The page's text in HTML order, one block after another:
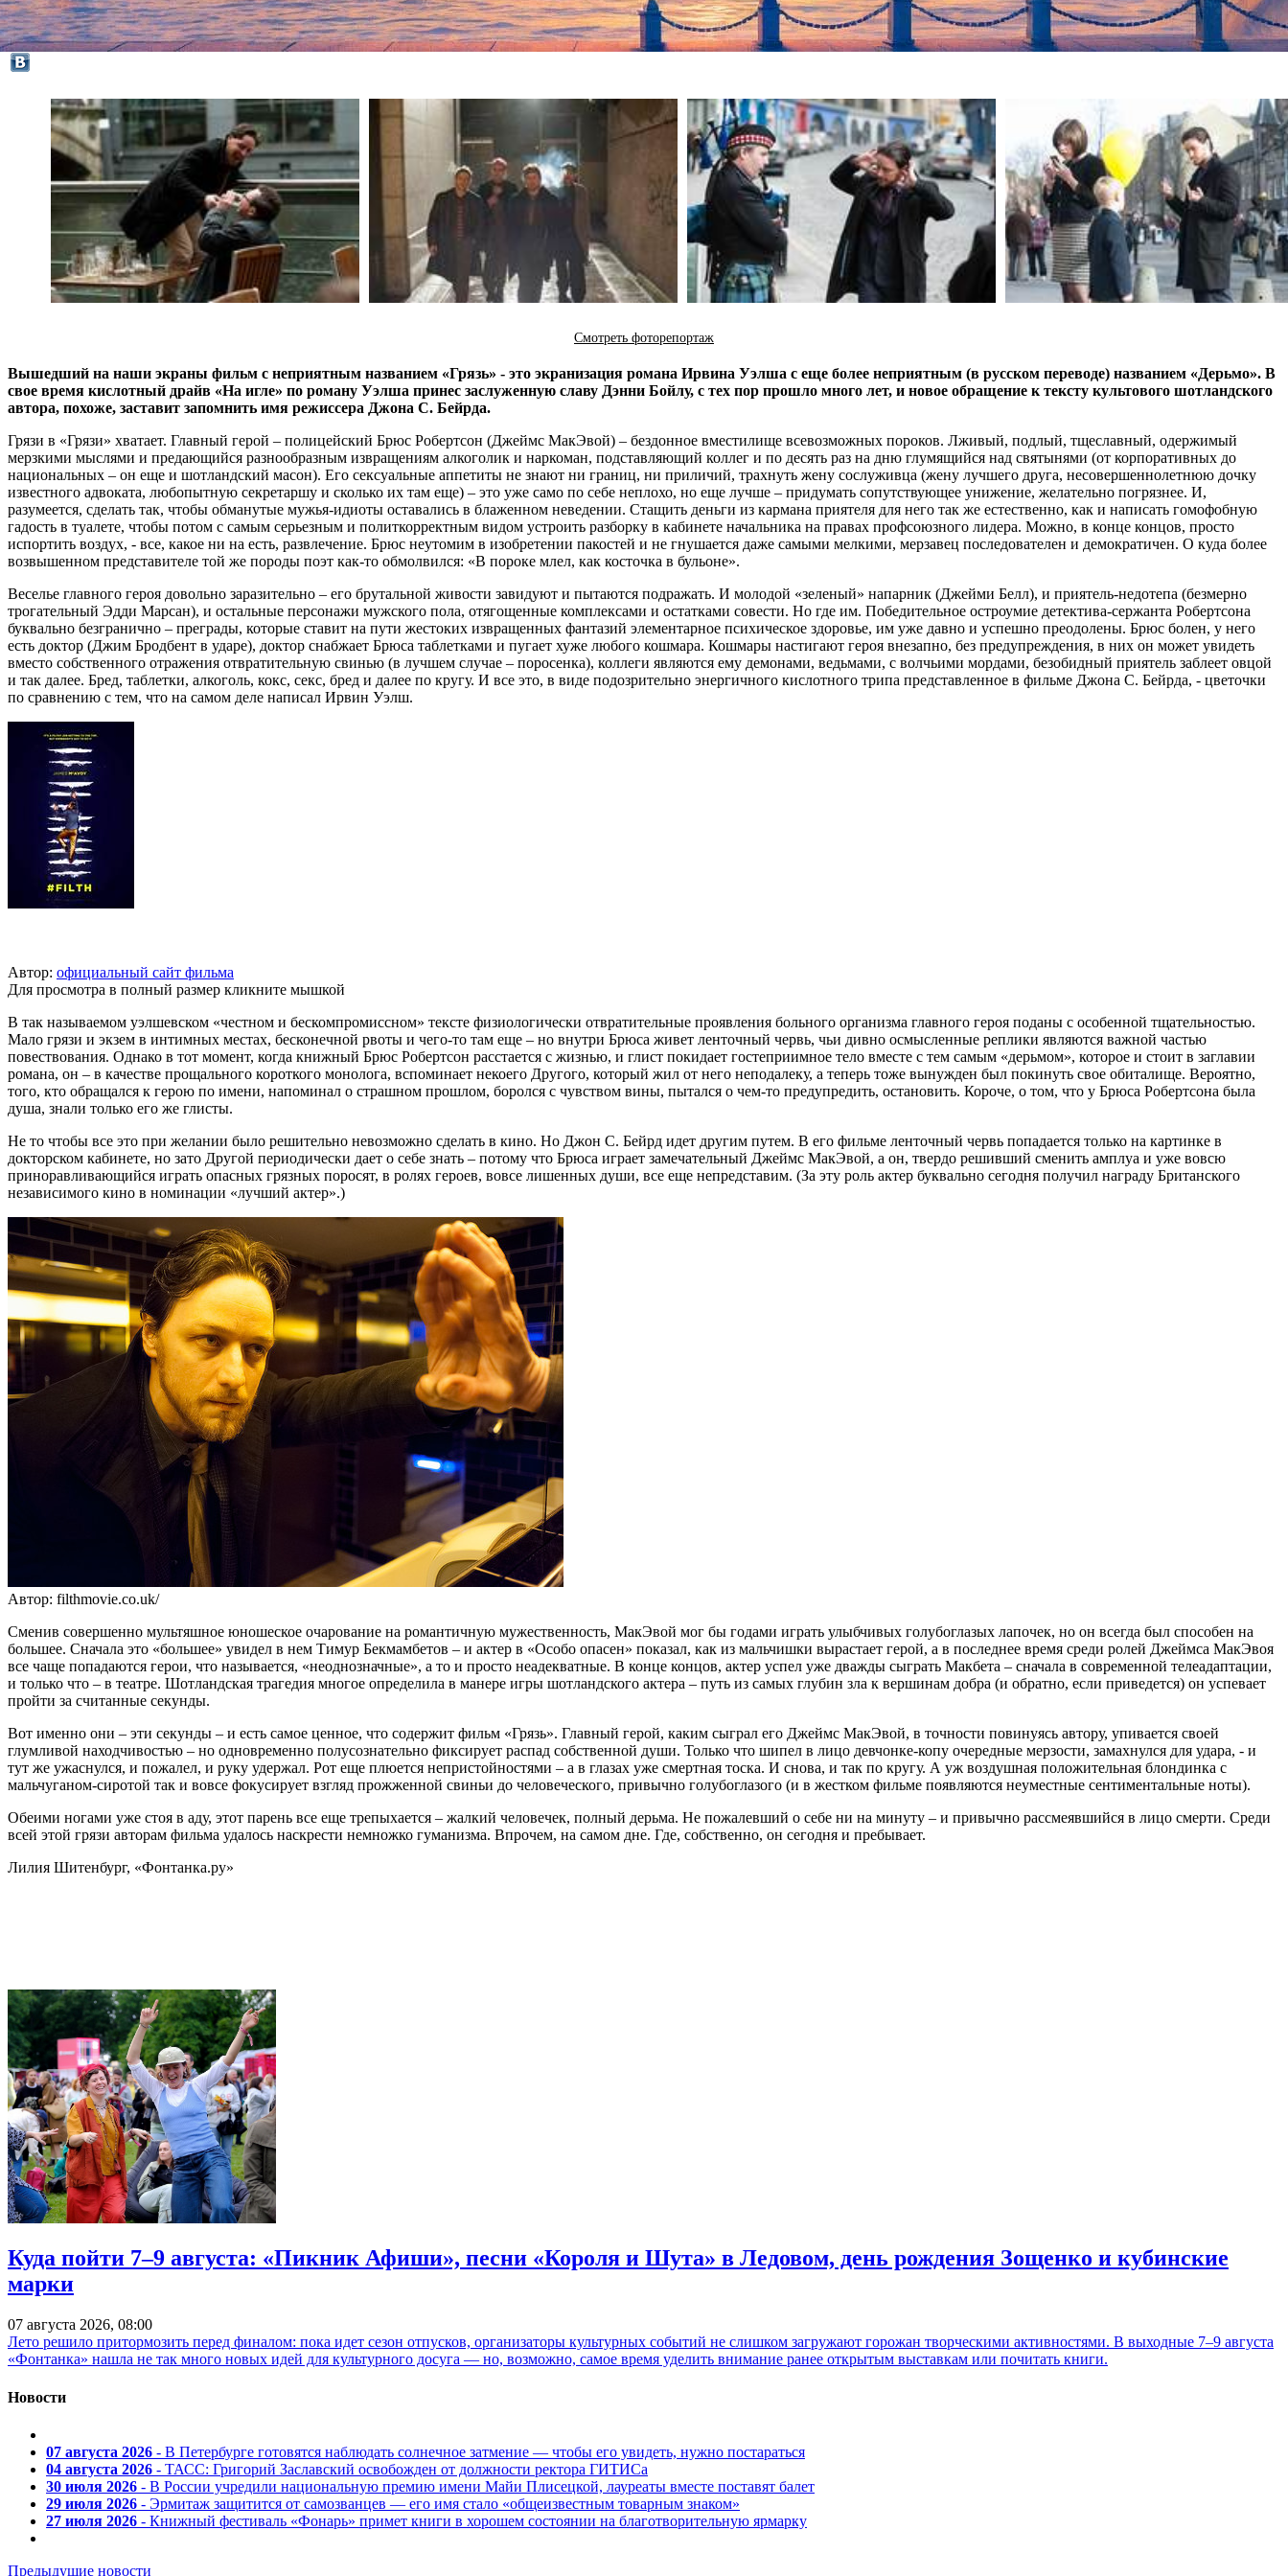
Смотреть фоторепортаж
Вышедший на наши экраны фильм с неприятным названием «Грязь» - это экранизация романа Ирвина Уэлша с еще более неприятным (в русском переводе) названием «Дерьмо». В
свое время кислотный драйв «На игле» по роману Уэлша принес заслуженную славу Дэнни Бойлу, с тех пор прошло много лет, и новое обращение к тексту культового шотландского
автора, похоже, заставит запомнить имя режиссера Джона С. Бейрда.
Грязи в «Грязи» хватает. Главный герой – полицейский Брюс Робертсон (Джеймс МакЭвой) – бездонное вместилище всевозможных пороков. Лживый, подлый, тщеславный, одержимый
мерзкими мыслями и предающийся разнообразным извращениям алкоголик и наркоман, подставляющий коллег и по десять раз на дню глумящийся над святынями (от корпоративных до
национальных – он еще и шотландский масон). Его сексуальные аппетиты не знают ни границ, ни приличий, трахнуть жену сослуживца (жену лучшего друга, несовершеннолетнюю дочку
известного адвоката, любопытную секретаршу и сколько их там еще) – это уже само по себе неплохо, но еще лучше – придумать сопутствующее унижение, желательно погрязнее. И,
разумеется, сделать так, чтобы обманутые мужья-идиоты оставались в блаженном неведении. Стащить деньги из кармана приятеля для него так же естественно, как и написать гомофобную
гадость в туалете, чтобы потом с самым серьезным и политкорректным видом устроить разборку в кабинете начальника на правах профсоюзного лидера. Можно, в конце концов, просто
испортить воздух, - все, какое ни на есть, развлечение. Брюс неутомим в изобретении пакостей и не гнушается даже самыми мелкими, мерзавец последователен и демократичен. О куда более
возвышенном представителе той же породы поэт как-то обмолвился: «В пороке млел, как косточка в бульоне».
Веселье главного героя довольно заразительно – его брутальной живости завидуют и пытаются подражать. И молодой «зеленый» напарник (Джейми Белл), и приятель-недотепа (безмерно
трогательный Эдди Марсан), и остальные персонажи мужского пола, отягощенные комплексами и остатками совести. Но где им. Победительное остроумие детектива-сержанта Робертсона
буквально безгранично – преграды, которые ставит на пути жестоких извращенных фантазий элементарное психическое здоровье, им уже давно и успешно преодолены. Брюс болен, у него
есть доктор (Джим Бродбент в ударе), доктор снабжает Брюса таблетками и пугает хуже любого кошмара. Кошмары настигают героя внезапно, без предупреждения, в них он может увидеть
вместо собственного отражения отвратительную свинью (в лучшем случае – поросенка), коллеги являются ему демонами, ведьмами, с волчьими мордами, безобидный приятель заблеет овцой
и так далее. Бред, таблетки, алкоголь, кокс, секс, бред и далее по кругу. И все это, в виде подозрительно энергичного кислотного трипа представленное в фильме Джона С. Бейрда, - цветочки
по сравнению с тем, что на самом деле написал Ирвин Уэлш.
Автор: официальный сайт фильма
Для просмотра в полный размер кликните мышкой
В так называемом уэлшевском «честном и бескомпромиссном» тексте физиологически отвратительные проявления больного организма главного героя поданы с особенной тщательностью.
Мало грязи и экзем в интимных местах, бесконечной рвоты и чего-то там еще – но внутри Брюса живет ленточный червь, чьи дивно осмысленные реплики являются важной частью
повествования. Однако в тот момент, когда книжный Брюс Робертсон расстается с жизнью, и глист покидает гостеприимное тело вместе с тем самым «дерьмом», которое и стоит в заглавии
романа, он – в качестве прощального короткого монолога, вспоминает некоего Другого, который жил от него неподалеку, а теперь тоже вынужден был покинуть свое обиталище. Вероятно,
того, кто обращался к герою по имени, напоминал о страшном прошлом, боролся с чувством вины, пытался о чем-то предупредить, остановить. Короче, о том, что у Брюса Робертсона была
душа, знали только его же глисты.
Не то чтобы все это при желании было решительно невозможно сделать в кино. Но Джон С. Бейрд идет другим путем. В его фильме ленточный червь попадается только на картинке в
докторском кабинете, но зато Другой периодически дает о себе знать – потому что Брюса играет замечательный Джеймс МакЭвой, а он, твердо решивший сменить амплуа и уже вовсю
приноравливающийся играть опасных грязных поросят, в ролях героев, вовсе лишенных души, все еще непредставим. (За эту роль актер буквально сегодня получил награду Британского
независимого кино в номинации «лучший актер».)
Автор: filthmovie.co.uk/
Сменив совершенно мультяшное юношеское очарование на романтичную мужественность, МакЭвой мог бы годами играть улыбчивых голубоглазых лапочек, но он всегда был способен на
большее. Сначала это «большее» увидел в нем Тимур Бекмамбетов – и актер в «Особо опасен» показал, как из мальчишки вырастает герой, а в последнее время среди ролей Джеймса МакЭвоя
все чаще попадаются герои, что называется, «неоднозначные», а то и просто неадекватные. В конце концов, актер успел уже дважды сыграть Макбета – сначала в современной телеадаптации,
и только что – в театре. Шотландская трагедия многое определила в манере игры шотландского актера – путь из самых глубин зла к вершинам добра (и обратно, если приведется) он успевает
пройти за считанные секунды.
Вот именно они – эти секунды – и есть самое ценное, что содержит фильм «Грязь». Главный герой, каким сыграл его Джеймс МакЭвой, в точности повинуясь автору, упивается своей
глумливой находчивостью – но одновременно полусознательно фиксирует распад собственной души. Только что шипел в лицо девчонке-копу очередные мерзости, замахнулся для удара, - и
тут же ужаснулся, и пожалел, и руку удержал. Рот еще плюется непристойностями – а в глазах уже смертная тоска. И снова, и так по кругу. А уж воздушная положительная блондинка с
мальчуганом-сиротой так и вовсе фокусирует взгляд прожженной свиньи до человеческого, привычно голубоглазого (и в жестком фильме появляются неуместные сентиментальные ноты).
Обеими ногами уже стоя в аду, этот парень все еще трепыхается – жалкий человечек, полный дерьма. Не пожалевший о себе ни на минуту – и привычно рассмеявшийся в лицо смерти. Среди
всей этой грязи авторам фильма удалось наскрести немножко гуманизма. Впрочем, на самом дне. Где, собственно, он сегодня и пребывает.
Лилия Шитенбург, «Фонтанка.ру»
Куда пойти 7–9 августа: «Пикник Афиши», песни «Короля и Шута» в Ледовом, день рождения Зощенко и кубинские
марки
07 августа 2026, 08:00
Лето решило притормозить перед финалом: пока идет сезон отпусков, организаторы культурных событий не слишком загружают горожан творческими активностями. В выходные 7–9 августа
«Фонтанка» нашла не так много новых идей для культурного досуга — но, возможно, самое время уделить внимание ранее открытым выставкам или почитать книги.
Новости
07 августа 2026 - В Петербурге готовятся наблюдать солнечное затмение — чтобы его увидеть, нужно постараться
04 августа 2026 - ТАСС: Григорий Заславский освобожден от должности ректора ГИТИСа
30 июля 2026 - В России учредили национальную премию имени Майи Плисецкой, лауреаты вместе поставят балет
29 июля 2026 - Эрмитаж защитится от самозванцев — его имя стало «общеизвестным товарным знаком»
27 июля 2026 - Книжный фестиваль «Фонарь» примет книги в хорошем состоянии на благотворительную ярмарку
Предыдущие новости